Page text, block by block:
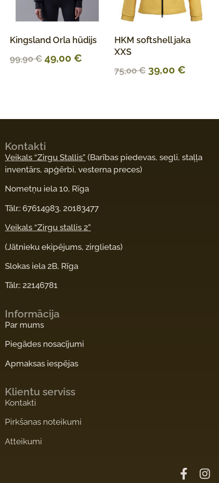
Kingsland Orla hūdijs
99,90€ 49,00 €
HKM softshell jaka
XXS
75,00€ 39,00 €
Kontakti
Veikals “Zirgu Stallis” (Barības piedevas, segli, staļļa
inventārs, apģērbi, vesterna preces)
Nometņu iela 10, Rīga
Tālr.: 67614983, 20183477
Veikals “Zirgu stallis 2”
(Jātnieku ekipējums, zirglietas)
Slokas iela 2B, Rīga
Tālr.: 22146781
Informācija
Par mums
Piegādes nosacījumi
Apmaksas iespējas
Klientu serviss
Kontakti
Pirkšanas noteikumi
Atteikumi